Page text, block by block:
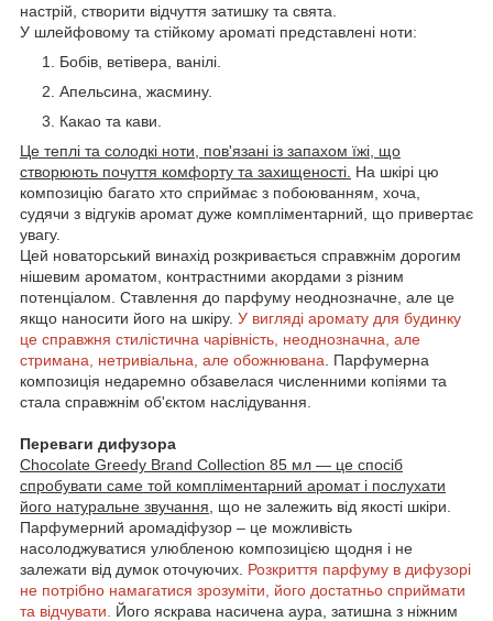
настрій, створити відчуття затишку та свята.
У шлейфовому та стійкому ароматі представлені ноти:
Бобів, ветівера, ванілі.
Апельсина, жасмину.
Какао та кави.
Це теплі та солодкі ноти, пов'язані із запахом їжі, що
створюють почуття комфорту та захищеності. На шкірі цю
композицію багато хто сприймає з побоюванням, хоча,
судячи з відгуків аромат дуже компліментарний, що привертає
увагу.
Цей новаторський винахід розкривається справжнім дорогим
нішевим ароматом, контрастними акордами з різним
потенціалом. Ставлення до парфуму неоднозначне, але це
якщо наносити його на шкіру. У вигляді аромату для будинку
це справжня стилістична чарівність, неоднозначна, але
стримана, нетривіальна, але обожнювана . Парфумерна
композиція недаремно обзавелася численними копіями та
стала справжнім об'єктом наслідування.
Переваги дифузора
Chocolate Greedy Brand Collection 85 мл — це спосіб
спробувати саме той компліментарний аромат і послухати
його натуральне звучання , що не залежить від якості шкіри.
Парфумерний аромадіфузор – це можливість
насолоджуватися улюбленою композицією щодня і не
залежати від думок оточуючих. Розкриття парфуму в дифузорі
не потрібно намагатися зрозуміти, його достатньо сприймати
та відчувати. Його яскрава насичена аура, затишна з ніжним